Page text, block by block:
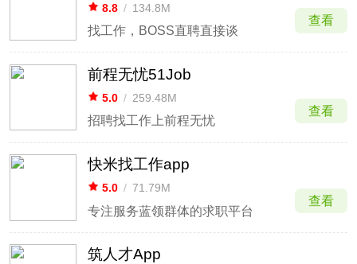
8.8 / 134.8M
找工作，BOSS直聘直接谈
查看
前程无忧51Job
5.0 / 259.48M
招聘找工作上前程无忧
查看
快米找工作app
5.0 / 71.79M
专注服务蓝领群体的求职平台
查看
筑人才App